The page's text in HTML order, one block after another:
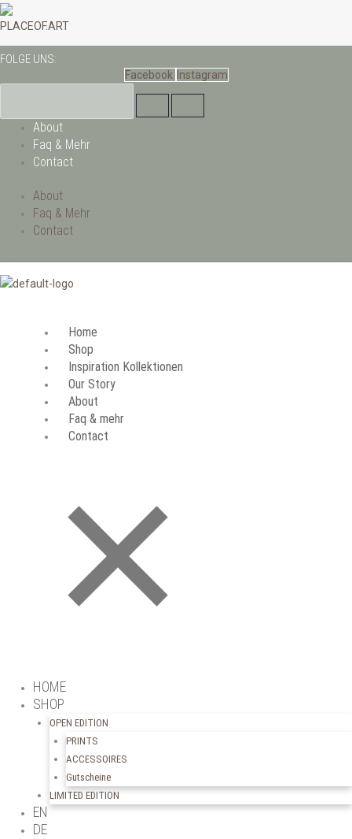
Zum
Inhalt
PLACEOF.ART
FOLGE UNS:
Facebook Instagram
About
Faq & Mehr
Contact
About
Faq & Mehr
Contact
Home
Shop
Inspiration Kollektionen
Our Story
About
Faq & mehr
Contact
HOME
SHOP
OPEN EDITION
PRINTS
ACCESSOIRES
Gutscheine
LIMITED EDITION
EN
DE